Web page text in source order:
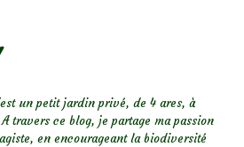
un petit jardin privé, de 4 ares, à
travers ce blog, je partage ma passion
en encourageant la biodiversité